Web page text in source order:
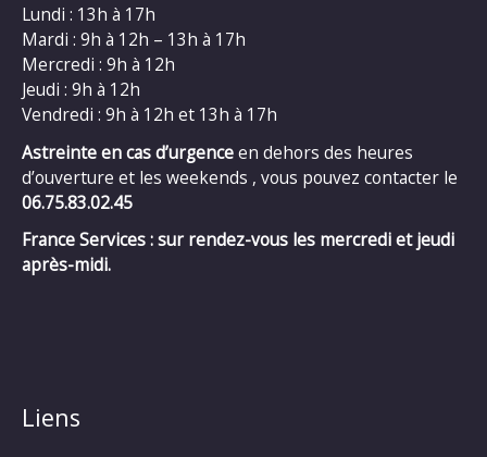
Lundi : 13h à 17h
Mardi : 9h à 12h – 13h à 17h
Mercredi : 9h à 12h
Jeudi : 9h à 12h
Vendredi : 9h à 12h et 13h à 17h
Astreinte en cas d’urgenceen dehors des heures
d’ouverture et les weekends , vous pouvez contacter le
06.75.83.02.45
France Services : sur rendez-vous les mercredi et jeudi
après-midi.
Liens